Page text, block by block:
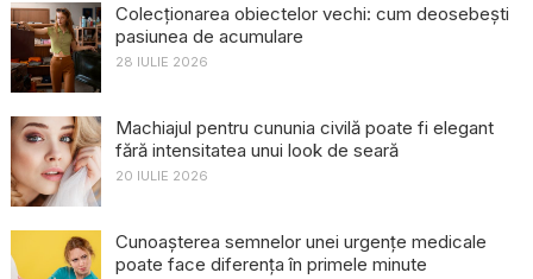
Colecționarea obiectelor vechi: cum deosebești
pasiunea de acumulare
28 IULIE 2026
Machiajul pentru cununia civilă poate fi elegant
fără intensitatea unui look de seară
20 IULIE 2026
Cunoașterea semnelor unei urgențe medicale
poate face diferența în primele minute